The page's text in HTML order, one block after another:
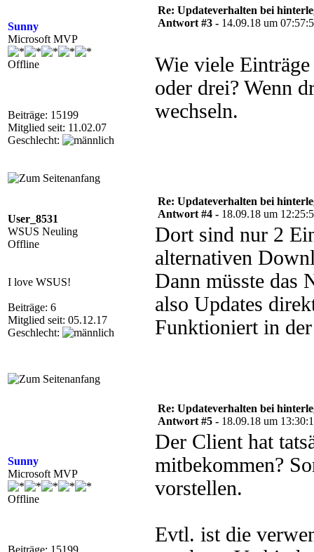
Sunny
Microsoft MVP
Offline
Beiträge: 15199
Mitglied seit: 11.02.07
Geschlecht:
Re: Updateverhalten bei
Antwort #3 - 14.09.18 um
Wie viele
oder drei? Wenn
wechseln.
User_8531
WSUS Neuling
Offline
I love WSUS!
Beiträge: 6
Mitglied seit: 05.12.17
Geschlecht:
Re: Updateverhalten bei
Antwort #4 - 18.09.18 um
Dort sind nur 2
alternativen
Dann müsste das
also Updates
Funktioniert in
Sunny
Microsoft MVP
Offline
Beiträge: 15199
Re: Updateverhalten bei
Antwort #5 - 18.09.18 um
Der Client hat
mitbekommen?
vorstellen.
Evtl. ist die